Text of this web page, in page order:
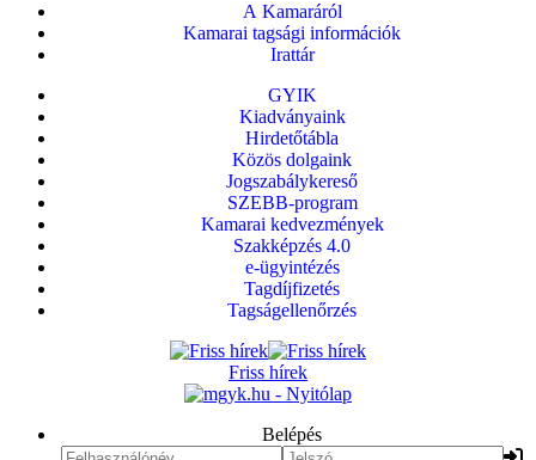
A Kamaráról
Kamarai tagsági információk
Irattár
GYIK
Kiadványaink
Hirdetőtábla
Közös dolgaink
Jogszabálykereső
SZEBB-program
Kamarai kedvezmények
Szakképzés 4.0
e-ügyintézés
Tagdíjfizetés
Tagságellenőrzés
Friss hírek
Belépés